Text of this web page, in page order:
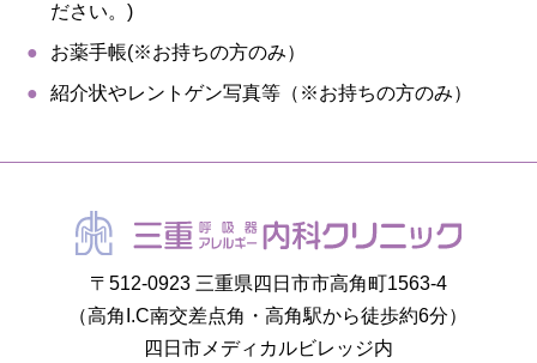
ださい。)
お薬手帳(※お持ちの方のみ）
紹介状やレントゲン写真等（※お持ちの方のみ）
〒512-0923 三重県四日市市高角町1563-4
（高角I.C南交差点角・高角駅から徒歩約6分）
四日市メディカルビレッジ内